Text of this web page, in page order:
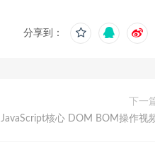
分享到：
下一
JavaScript核心 DOM BOM操作视